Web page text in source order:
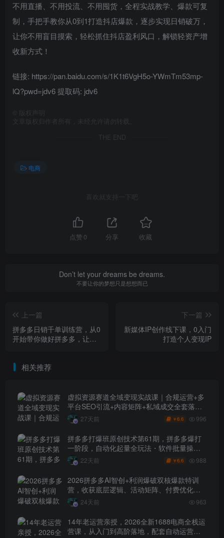
不用直播、不用投流、不用囤货，全程实战教学、爆款可复
制，手把手教你从0到1打造抖店爆款，逐步实现日销破万，
让你不用盲目摸索，轻松抓住抖店盈利风口，解锁轻资产增
收新方式！
链接: https://pan.baidu.com/s/1K1t6VgH5o-YWmTm53mp-
lQ?pwd=jdv6 提取码: jdv6
版权声明
文章版权归作者所有，未经允许请勿转载。
THE END
电商
喜欢就支持一下吧
点赞 0 分享 收藏
Don’t let your dreams be dreams.
不要让你的梦想只是想想而已
上一篇
拼多多日销千单训练营，从0
开始带你做好拼多多，让日
下一篇
新媒体IP创作线下课，0入门
打造个人变现IP
相关推荐
虚拟资源赛道全域变现实战课｜合规运营+多
平台SEO引流+内容矩阵+私域成交全套落地
玩法27天前 ￥6.6 996
拼多多打爆班原创技术第61期，拼多多爆打
一阶段，自动化起量全玩法・软件批量操
作・投产优化・大促矩阵实战课
22天前 ￥6.6 988
2026拼多多AI智创+利润爆破双核爆款特训
营，收获底层逻辑、活动矩阵、付费优化、
0-1打爆SOP
24天前 963
14年老运营亲授，2026全新1688电商全栈运
营课，从入门到高阶落地，配套自动运营表